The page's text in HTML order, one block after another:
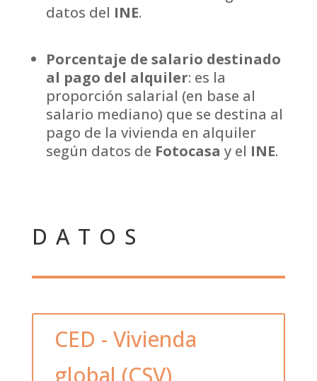
datos del INE.
Porcentaje de salario destinado
al pago del alquiler: es la
proporción salarial (en base al
salario mediano) que se destina al
pago de la vivienda en alquiler
según datos de Fotocasa y el INE.
DATOS
CED - Vivienda
global (CSV)